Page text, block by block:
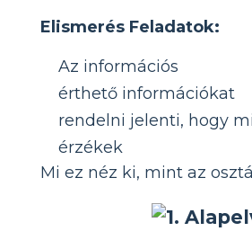
Elismerés Feladatok:
Az információs
érthető információkat
rendelni jelenti, hogy
érzékek
Mi ez néz ki, mint az